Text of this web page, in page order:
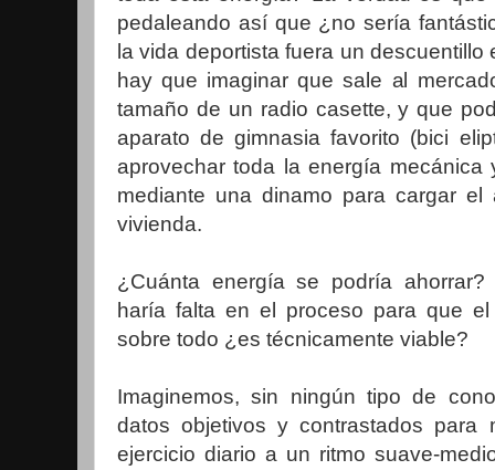
pedaleando así que ¿no sería
la vida deportista fuera un
hay que imaginar que sale al
tamaño de un radio casette, y que
aparato de gimnasia favorito (bici
aprovechar toda la energía mecánica
mediante una dinamo para cargar el
vivienda.
¿Cuánta energía se podría
haría falta en el proceso para que
sobre todo ¿es técnicamente viable?
Imaginemos, sin ningún tipo de
datos objetivos y contrastados para
ejercicio diario a un ritmo suave-